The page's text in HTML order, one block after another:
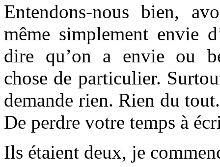
Entendons-nous bien,
même simplement envie
dire qu’on a envie ou
chose de particulier.
demande rien. Rien du
De perdre votre temps à
Ils étaient deux, je